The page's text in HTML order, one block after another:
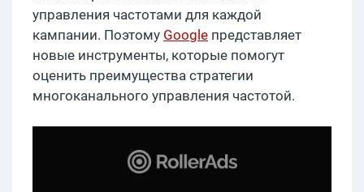
управления частотами для каждой
кампании. Поэтому Google представляет
новые инструменты, которые помогут
оценить преимущества стратегии
многоканального управления частотой.